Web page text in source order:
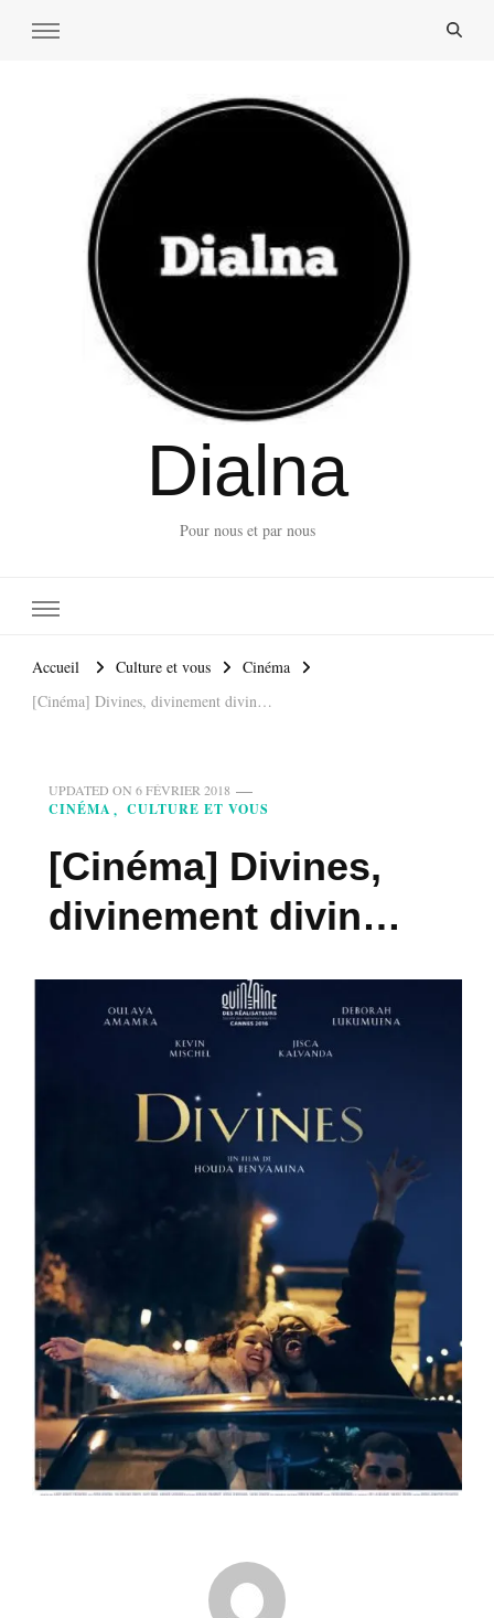
Dialna
Pour nous et par nous
Accueil Culture et vous
Cinéma
[Cinéma] Divines, divinement divin…
UPDATED ON 6 FÉVRIER 2018
CINÉMA CULTURE ET VOUS
[Cinéma] Divines,
divinement divin…